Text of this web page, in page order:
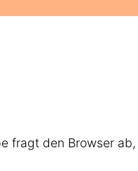
fragt den Browser